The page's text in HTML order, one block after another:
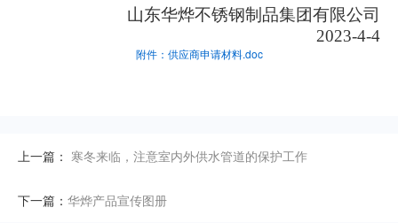
山东华烨不锈钢制品集团有限公司
2023-4-4
附件：供应商申请材料.doc
上一篇： 寒冬来临，注意室内外供水管道的保护工作
下一篇： 华烨产品宣传图册